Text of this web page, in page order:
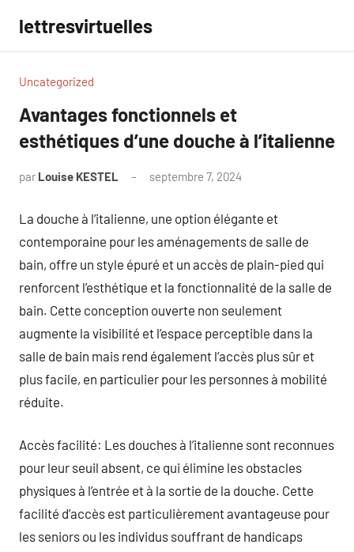
contenu
lettresvirtuelles
Uncategorized
Avantages fonctionnels et
esthétiques d’une douche à l’italienne
par Louise KESTEL septembre 7, 2024
La douche à l’italienne, une option élégante et
contemporaine pour les aménagements de salle de
bain, offre un style épuré et un accès de plain-pied qui
renforcent l’esthétique et la fonctionnalité de la salle de
bain. Cette conception ouverte non seulement
augmente la visibilité et l’espace perceptible dans la
salle de bain mais rend également l’accès plus sûr et
plus facile, en particulier pour les personnes à mobilité
réduite.
Accès facilité: Les douches à l’italienne sont reconnues
pour leur seuil absent, ce qui élimine les obstacles
physiques à l’entrée et à la sortie de la douche. Cette
facilité d’accès est particulièrement avantageuse pour
les seniors ou les individus souffrant de handicaps